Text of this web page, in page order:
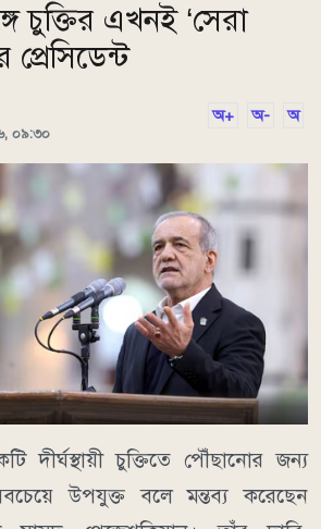
চুক্তির এখনই ‘সেরা
০৯:৩০
অ+ অ- অ
দীর্ঘস্থায়ী চুক্তিতে পৌঁছানোর জন্য
উপযুক্ত বলে মন্তব্য করেছেন